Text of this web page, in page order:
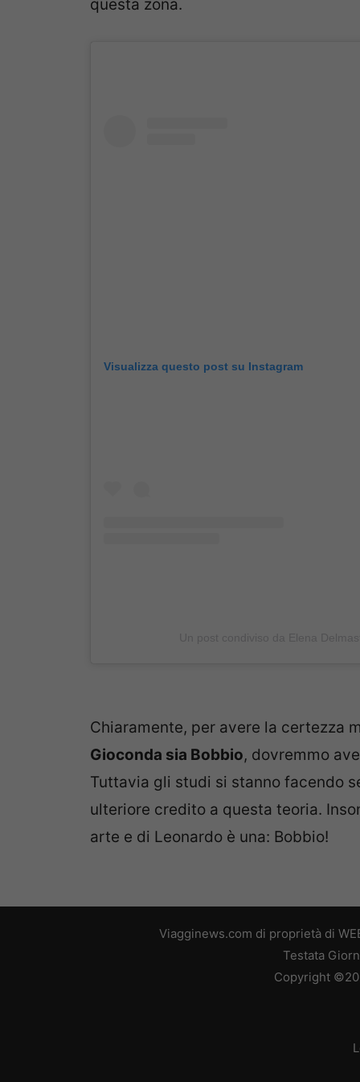
questa zona.
Visualizza questo post su Instagram
Chiaramente, per avere la certezza
Gioconda sia Bobbio, dovremmo
Tuttavia gli studi si stanno facendo
ulteriore credito a questa teoria.
arte e di Leonardo è una: Bobbio!
Viagginews.com di proprietà di
Testata
Copyright